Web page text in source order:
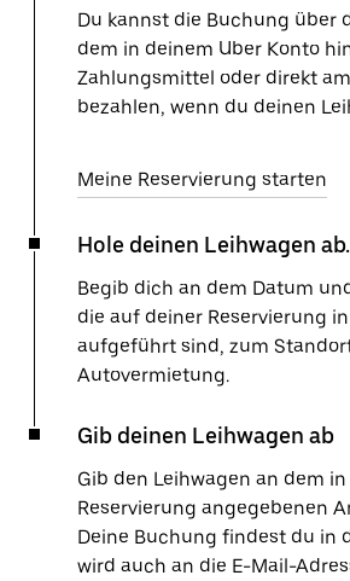
Du kannst die Buchung über
dem in deinem Uber Konto
Zahlungsmittel oder direkt
bezahlen, wenn du deinen
Meine Reservierung starten
Hole deinen Leihwagen ab.
Begib dich an dem Datum
die auf deiner Reservierung
aufgeführt sind, zum
Autovermietung.
Gib deinen Leihwagen ab
Gib den Leihwagen an dem
Reservierung angegebenen
Deine Buchung findest du in
wird auch an die E-Mail-